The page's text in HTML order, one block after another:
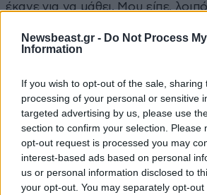
Newsbeast.gr - Do Not Process
Information
If you wish to opt-out of the sale, sharing
processing of your personal or sensitive
targeted advertising by us, please use
section to confirm your selection. Please
opt-out request is processed you may
interest-based ads based on personal
us or personal information disclosed to
your opt-out. You may separately opt-
έκανε για να μάθει. Μου είπε,
έφαγαν μαζί, το κλίμα μεταξύ
ό,τι έμαθε, ο Γιώργος Παπανδρέου
βόλεϊ, αφού έτρωγε και αυτός στο
τον ρώτησα πόση ώρα κάθισαν, μου
τρεις ώρες». Κανείς δεν άκουσε τι
τους.
Πομπηία στον ΣΥΡΙΖΑ